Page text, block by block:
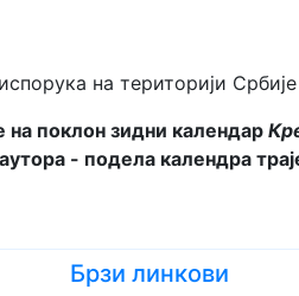
на територији Србије
на поклон зидни календар
- подела календра
Брзи линкови